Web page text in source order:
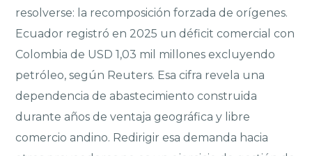
resolverse: la recomposición forzada de orígenes.
Ecuador registró en 2025 un déficit comercial con
Colombia de USD 1,03 mil millones excluyendo
petróleo, según Reuters. Esa cifra revela una
dependencia de abastecimiento construida
durante años de ventaja geográfica y libre
comercio andino. Redirigir esa demanda hacia